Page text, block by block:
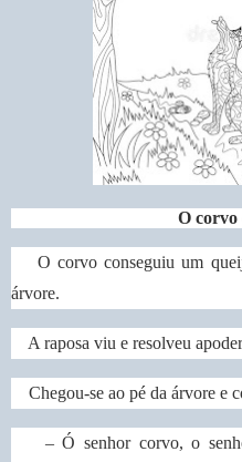
O corvo
O corvo conseguiu um
árvore.
A raposa viu e resolveu
Chegou-se ao pé da árvore e
– Ó senhor corvo, o